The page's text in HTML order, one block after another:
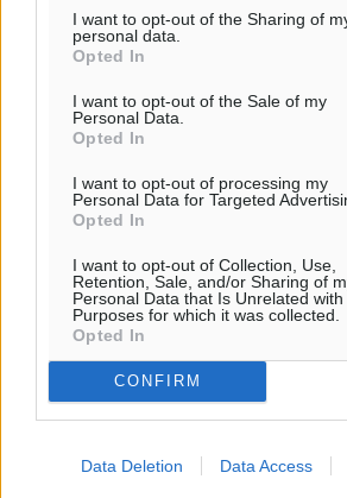
I want to opt-out of the Sharing of
personal data.
Opted In
I want to opt-out of the Sale of my
Personal Data.
Opted In
I want to opt-out of processing my
Personal Data for Targeted
Opted In
I want to opt-out of Collection, Use,
Retention, Sale, and/or Sharing of
Personal Data that Is Unrelated
Purposes for which it was collected.
Opted In
CONFIRM
Data Deletion Data Access
παρεχόμενου συνδέσμου
της Δημοκρατικής.
o καιρός τώρα:
αίθριος καιρός
km/h
06:17
πρόγνωση: